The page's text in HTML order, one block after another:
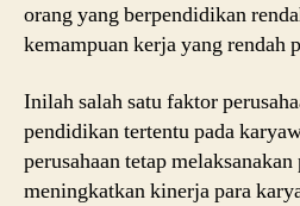
orang yang berpendidikan
kemampuan kerja yang rendah
Inilah salah satu faktor
pendidikan tertentu pada
perusahaan tetap
meningkatkan kinerja para